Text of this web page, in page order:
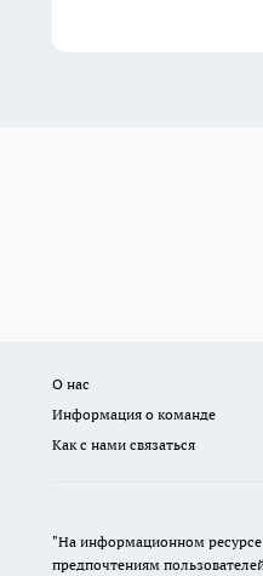
О нас
Информация о команде
Как с нами связаться
"На информационном ресурсе
предпочтениям